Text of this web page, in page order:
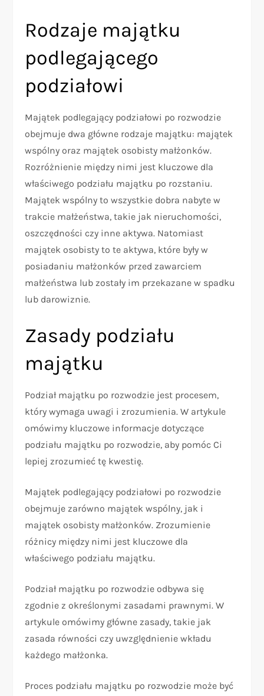
Rodzaje majątku
podlegającego
podziałowi
Majątek podlegający podziałowi po rozwodzie
obejmuje dwa główne rodzaje majątku: majątek
wspólny oraz majątek osobisty małżonków.
Rozróżnienie między nimi jest kluczowe dla
właściwego podziału majątku po rozstaniu.
Majątek wspólny to wszystkie dobra nabyte w
trakcie małżeństwa, takie jak nieruchomości,
oszczędności czy inne aktywa. Natomiast
majątek osobisty to te aktywa, które były w
posiadaniu małżonków przed zawarciem
małżeństwa lub zostały im przekazane w spadku
lub darowiznie.
Zasady podziału
majątku
Podział majątku po rozwodzie jest procesem,
który wymaga uwagi i zrozumienia. W artykule
omówimy kluczowe informacje dotyczące
podziału majątku po rozwodzie, aby pomóc Ci
lepiej zrozumieć tę kwestię.
Majątek podlegający podziałowi po rozwodzie
obejmuje zarówno majątek wspólny, jak i
majątek osobisty małżonków. Zrozumienie
różnicy między nimi jest kluczowe dla
właściwego podziału majątku.
Podział majątku po rozwodzie odbywa się
zgodnie z określonymi zasadami prawnymi. W
artykule omówimy główne zasady, takie jak
zasada równości czy uwzględnienie wkładu
każdego małżonka.
Proces podziału majątku po rozwodzie może być